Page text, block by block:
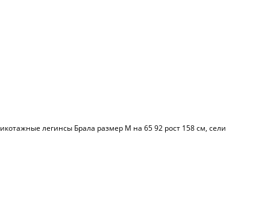
легинсы Брала размер М на 65 92 рост 158 см, сели